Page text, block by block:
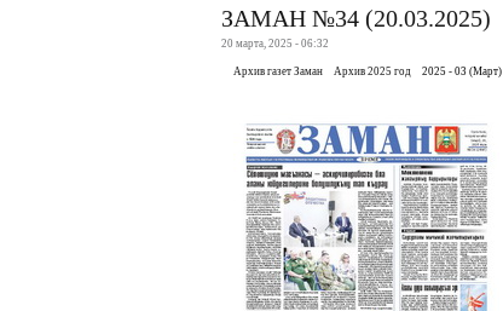
ЗАМАН №34 (20.03.2025)
20 марта, 2025 - 06:32
Архив газет Заман Архив 2025 год 2025 - 03 (Март)